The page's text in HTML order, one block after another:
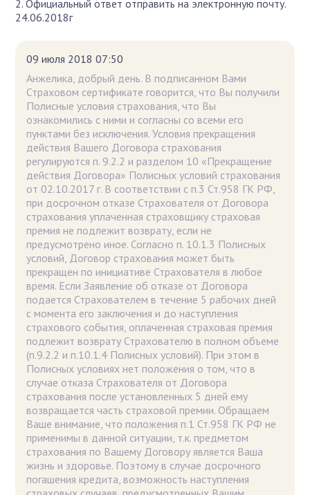
2. Официальный ответ отправить на электронную почту.
24.06.2018г
09 июля 2018 07:50
Анжелика, добрый день. В подписанном Вами
Страховом сертификате говорится, что Вы получили
Полисные условия страхования, что Вы
ознакомились с ними и согласны со всеми его
пунктами без исключения. Условия прекращения
действия Вашего Договора страхования
регулируются п. 9.2.2 и разделом 10 «Прекращение
действия Договора» Полисных условий страхования
от 02.10.2017 г. В соответствии с п.3 Ст.958 ГК РФ,
при досрочном отказе Страхователя от Договора
страхования уплаченная страховщику страховая
премия не подлежит возврату, если не
предусмотрено иное. Согласно п. 10.1.3 Полисных
условий, Договор страхования может быть
прекращен по инициативе Страхователя в любое
время. Если Заявление об отказе от Договора
подается Страхователем в течение 5 рабочих дней
с момента его заключения и до наступления
страхового события, оплаченная страховая премия
подлежит возврату Страхователю в полном объеме
(п.9.2.2 и п.10.1.4 Полисных условий). При этом в
Полисных условиях нет положения о том, что в
случае отказа Страхователя от Договора
страхования после установленных 5 дней ему
возвращается часть страховой премии. Обращаем
Ваше внимание, что положения п.1 Ст.958 ГК РФ не
применимы в данной ситуации, т.к. предметом
страхования по Вашему Договору является Ваша
жизнь и здоровье. Поэтому в случае досрочного
погашения кредита, возможность наступления